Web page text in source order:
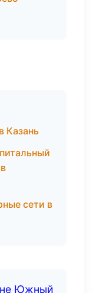
Казань
сети в
Южный